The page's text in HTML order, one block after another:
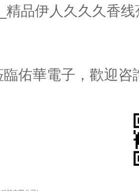
精品伊人久久久香
華電子，歡迎